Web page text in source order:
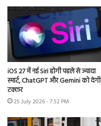
iOS 27 में नई Siri होगी पहले से ज्यादा
स्मार्ट, ChatGPT और Gemini को देगी
टक्कर
25 July 2026 - 7:52 PM